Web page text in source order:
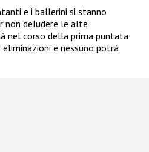
e i ballerini si stanno
non deludere le alte
nel corso della prima puntata
e nessuno potrà